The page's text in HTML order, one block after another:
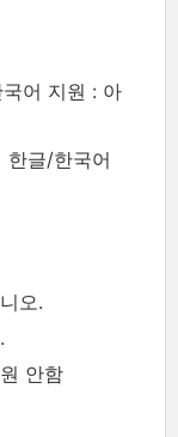
어 지원 : 아
한글/한국어
오.
안함